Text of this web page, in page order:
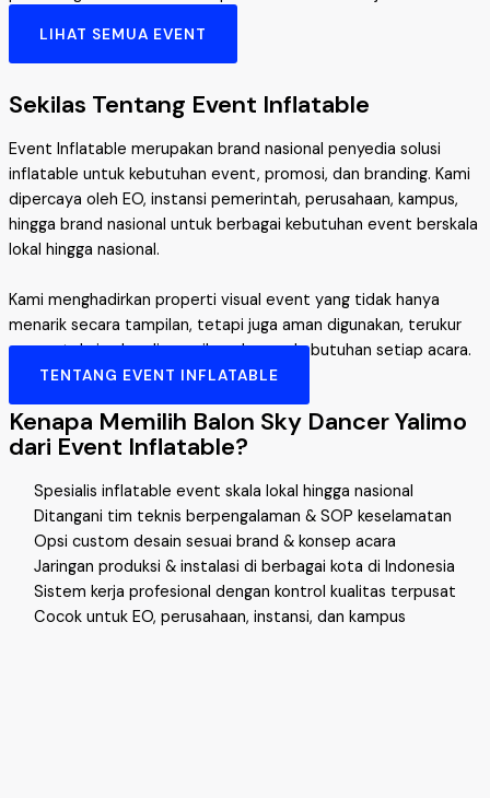
LIHAT SEMUA EVENT
Sekilas Tentang Event Inflatable
Event Inflatable merupakan brand nasional penyedia solusi
inflatable untuk kebutuhan event, promosi, dan branding. Kami
dipercaya oleh EO, instansi pemerintah, perusahaan, kampus,
hingga brand nasional untuk berbagai kebutuhan event berskala
lokal hingga nasional.
Kami menghadirkan properti visual event yang tidak hanya
menarik secara tampilan, tetapi juga aman digunakan, terukur
secara teknis, dan disesuaikan dengan kebutuhan setiap acara.
TENTANG EVENT INFLATABLE
Kenapa Memilih Balon Sky Dancer Yalimo
dari Event Inflatable?
Spesialis inflatable event skala lokal hingga nasional
Ditangani tim teknis berpengalaman & SOP keselamatan
Opsi custom desain sesuai brand & konsep acara
Jaringan produksi & instalasi di berbagai kota di Indonesia
Sistem kerja profesional dengan kontrol kualitas terpusat
Cocok untuk EO, perusahaan, instansi, dan kampus